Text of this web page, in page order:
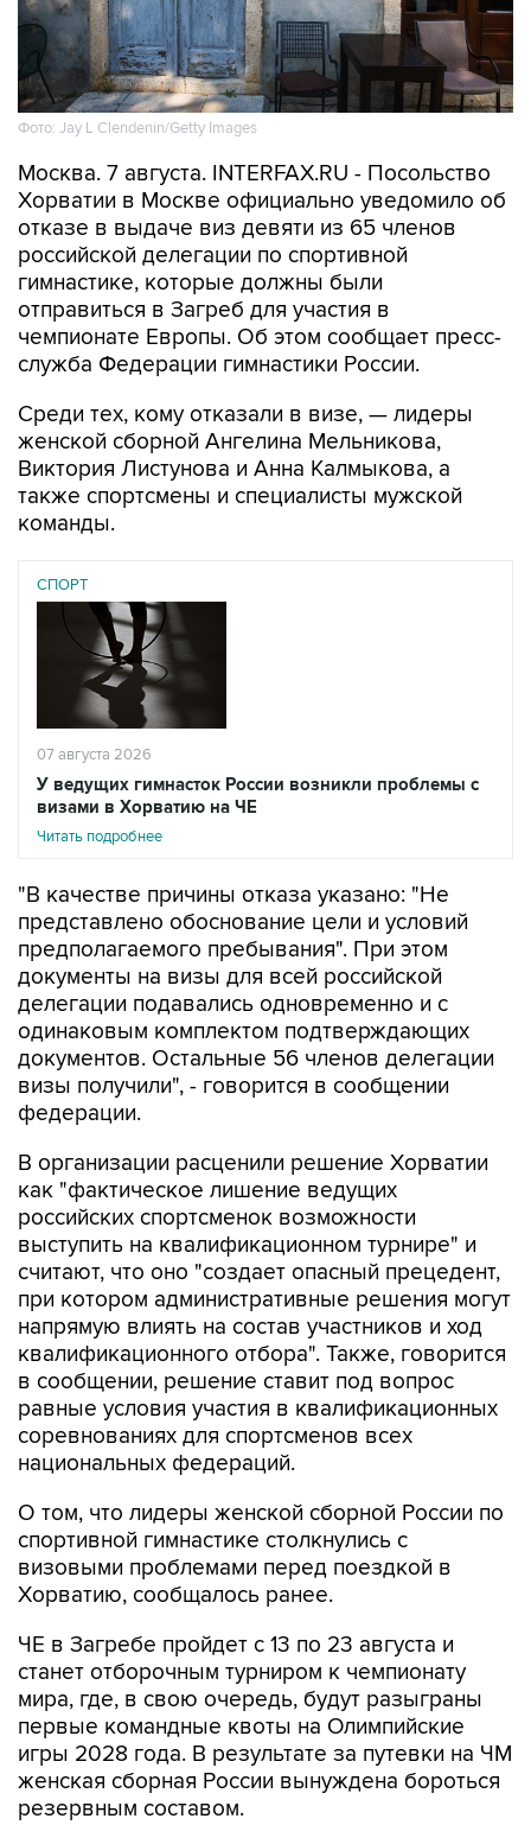
Фото: Jay L Clendenin/Getty Images
Москва. 7 августа. INTERFAX.RU - Посольство
Хорватии в Москве официально уведомило об
отказе в выдаче виз девяти из 65 членов
российской делегации по спортивной
гимнастике, которые должны были
отправиться в Загреб для участия в
чемпионате Европы. Об этом сообщает пресс-
служба Федерации гимнастики России.
Среди тех, кому отказали в визе, — лидеры
женской сборной Ангелина Мельникова,
Виктория Листунова и Анна Калмыкова, а
также спортсмены и специалисты мужской
команды.
СПОРТ
07 августа 2026
У ведущих гимнасток России возникли проблемы с
визами в Хорватию на ЧЕ
Читать подробнее
"В качестве причины отказа указано: "Не
представлено обоснование цели и условий
предполагаемого пребывания". При этом
документы на визы для всей российской
делегации подавались одновременно и с
одинаковым комплектом подтверждающих
документов. Остальные 56 членов делегации
визы получили", - говорится в сообщении
федерации.
В организации расценили решение Хорватии
как "фактическое лишение ведущих
российских спортсменок возможности
выступить на квалификационном турнире" и
считают, что оно "создает опасный прецедент,
при котором административные решения могут
напрямую влиять на состав участников и ход
квалификационного отбора". Также, говорится
в сообщении, решение ставит под вопрос
равные условия участия в квалификационных
соревнованиях для спортсменов всех
национальных федераций.
О том, что лидеры женской сборной России по
спортивной гимнастике столкнулись с
визовыми проблемами перед поездкой в
Хорватию, сообщалось ранее.
ЧЕ в Загребе пройдет с 13 по 23 августа и
станет отборочным турниром к чемпионату
мира, где, в свою очередь, будут разыграны
первые командные квоты на Олимпийские
игры 2028 года. В результате за путевки на ЧМ
женская сборная России вынуждена бороться
резервным составом.